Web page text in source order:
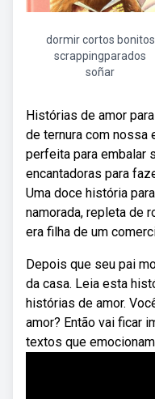
dormir cortos bonitos
scrappingparados
soñar
Histórias de amor
de ternura com nossa
perfeita para embalar
encantadoras para
Uma doce história
namorada, repleta de
era filha de um
Depois que seu pai
da casa. Leia esta
histórias de amor.
amor? Então vai ficar
textos que